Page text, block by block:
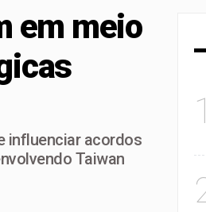
candidatura a vice-
e reforça projeto para
de Gustavo Rocha e reúne
a deputado federal e fortalece
e reforça aposta em um dos
em meio
influenciar acordos
Taiwan
1